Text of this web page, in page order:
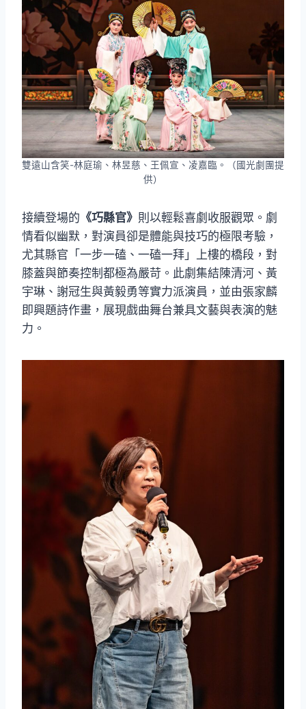
雙遠山含笑-林庭瑜、林昱慈、王佩宣、凌嘉臨。（國光劇團提
供）
接續登場的 《巧縣官》 則以輕鬆喜劇收服觀眾。劇
情看似幽默，對演員卻是體能與技巧的極限考驗，
尤其縣官「一步一磕、一磕一拜」上樓的橋段，對
膝蓋與節奏控制都極為嚴苛。此劇集結陳清河、黃
宇琳、謝冠生與黃毅勇等實力派演員，並由張家麟
即興題詩作畫，展現戲曲舞台兼具文藝與表演的魅
力。